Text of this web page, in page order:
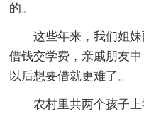
的。
这些年来，我们姐
借钱交学费，亲戚朋友
以后想要借就更难了。
农村里共两个孩子